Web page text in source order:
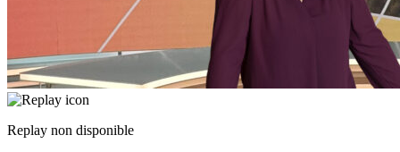
Replay non disponible